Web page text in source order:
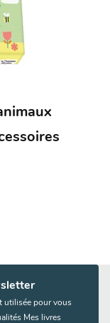
utilisée pour vous
Mes livres